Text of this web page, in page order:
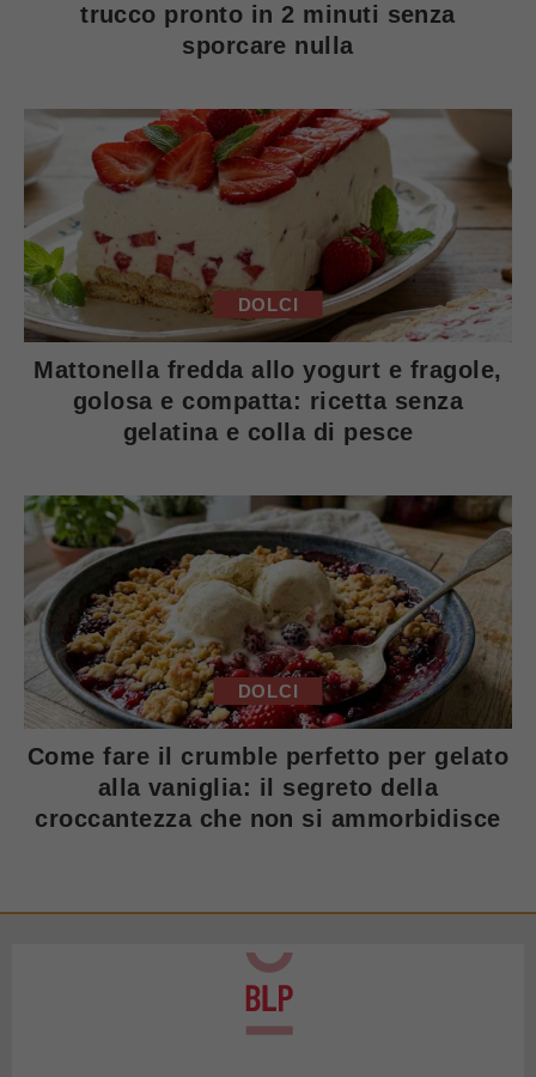
trucco pronto in 2 minuti senza
sporcare nulla
DOLCI
Mattonella fredda allo yogurt e fragole,
golosa e compatta: ricetta senza
gelatina e colla di pesce
DOLCI
Come fare il crumble perfetto per gelato
alla vaniglia: il segreto della
croccantezza che non si ammorbidisce